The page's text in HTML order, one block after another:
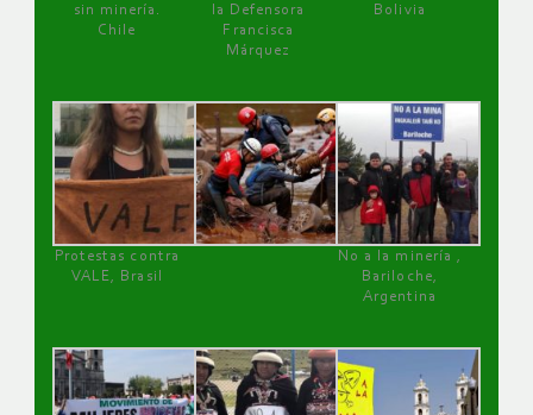
sin minería.
Chile
la Defensora
Francisca
Márquez
Bolivia
Protestas contra
VALE, Brasil
No a la minería ,
Bariloche,
Argentina